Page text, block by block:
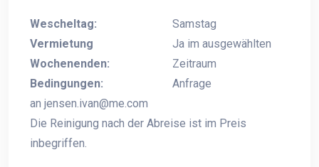
Wescheltag:
Samstag
Vermietung
Wochenenden:
Ja im ausgewählten
Zeitraum
Bedingungen:
Anfrage
an jensen.ivan@me.com
Die Reinigung nach der Abreise ist im Preis
inbegriffen.